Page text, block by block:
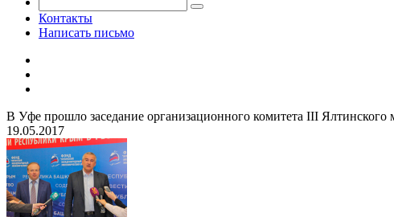
Контакты
Написать письмо
В Уфе прошло заседание организационного комитета III Ялтинского
19.05.2017